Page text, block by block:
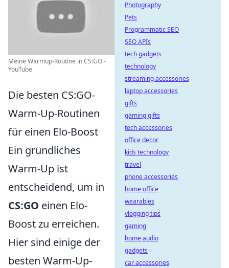
Meine Warmup-Routine in CS:GO -
YouTube
Die besten CS:GO-
Warm-Up-Routinen
für einen Elo-Boost
Ein gründliches
Warm-Up ist
entscheidend, um in
CS:GO einen Elo-
Boost zu erreichen.
Hier sind einige der
besten Warm-Up-
Photography
Pets
Programmatic SEO
SEO APIs
tech gadgets
technology
streaming accessories
laptop accessories
gifts
gaming gifts
tech accessories
office decor
kids technology
travel
phone accessories
home office
wearables
vlogging tips
gaming
home audio
gadgets
car accessories